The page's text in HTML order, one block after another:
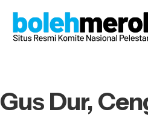
Gus Dur,